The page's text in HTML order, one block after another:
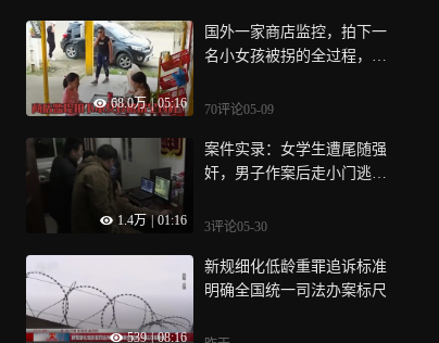
68.0万 | 05:16
国外一家商店监控，拍下一
名小女孩被拐的全过程，最
70评论05-09
1.4万 01:16
案件实录：女学生遭尾随强
奸，男子作案后走小门逃
3评论05-30
539 | 08:16
新规细化低龄重罪追诉标准
明确全国统一司法办案标尺